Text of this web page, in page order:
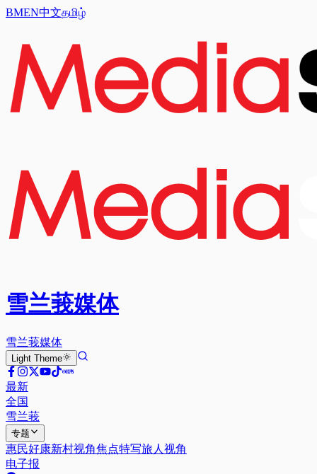
BMEN中文தமிழ்
雪兰莪媒体
雪兰莪媒体
Light Theme
最新
全国
雪兰莪
专题
惠民好康新村视角焦点特写旅人视角
电子报